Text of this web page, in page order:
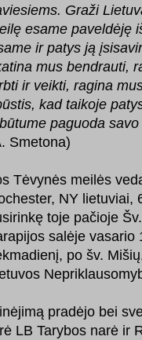
Graži
esame paveldėję
ir patys ją
mus bendrauti,
ir veikti, ragina
kad taikoje
paguoda savo
Smetona)
Tėvynės meilės
NY lietuviai,
toje pačioje
salėje vasario
po šv.
pradėjo bei
LB Tarybos narė ir